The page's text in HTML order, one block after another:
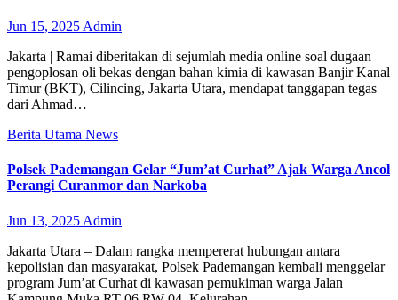
Jun 15, 2025 Admin
Jakarta | Ramai diberitakan di sejumlah media online soal dugaan
pengoplosan oli bekas dengan bahan kimia di kawasan Banjir Kanal
Timur (BKT), Cilincing, Jakarta Utara, mendapat tanggapan tegas
dari Ahmad…
Berita Utama News
Polsek Pademangan Gelar “Jum’at Curhat” Ajak Warga Ancol
Perangi Curanmor dan Narkoba
Jun 13, 2025 Admin
Jakarta Utara – Dalam rangka mempererat hubungan antara
kepolisian dan masyarakat, Polsek Pademangan kembali menggelar
program Jum’at Curhat di kawasan pemukiman warga Jalan